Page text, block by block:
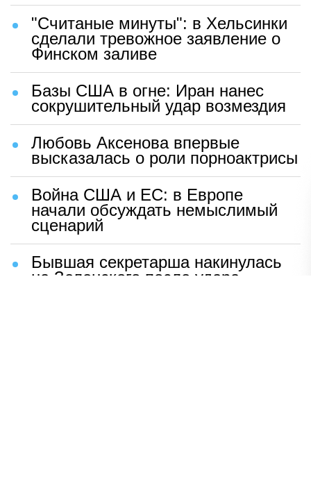
"Считаные минуты": в Хельсинки
сделали тревожное заявление о
Финском заливе
Базы США в огне: Иран нанес
сокрушительный удар возмездия
Любовь Аксенова впервые
высказалась о роли порноактрисы
Война США и ЕС: в Европе
начали обсуждать немыслимый
сценарий
Бывшая секретарша накинулась
на Зеленского после удара